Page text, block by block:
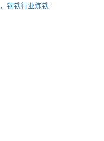
钢铁行业炼铁